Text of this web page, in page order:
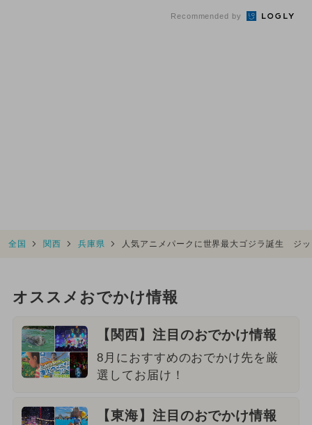
Recommended by
全国 関西 兵庫県 人気アニメパークに世界最大ゴジラ誕生 ジ
オススメおでかけ情報
【関西】注目のおでかけ情報
8月におすすめのおでかけ先を厳
選してお届け！
【東海】注目のおでかけ情報